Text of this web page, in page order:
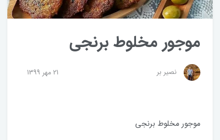
موجور‌ مخلوط برنجی
نصیر بر 21 مهر 1399
موجور‌ مخلوط برنجی